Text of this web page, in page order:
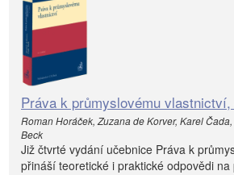
Práva k průmyslovému
Roman Horáček, Zuzana de Korver, Karel
Beck
Již čtvrté vydání učebnice Práva k
přináší teoretické i praktické odpovědi na